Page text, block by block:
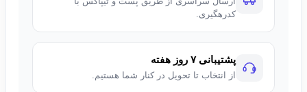
کدرهگیری.
پشتیبانی ۷ روز هفته
از انتخاب تا تحویل در کنار شما هستیم.